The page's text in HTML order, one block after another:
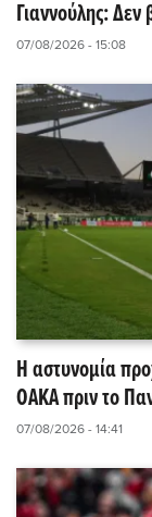
Γιαννούλης:
07/08/2026 - 15:08
Η αστυνομία
ΟΑΚΑ πριν το
07/08/2026 - 14:41